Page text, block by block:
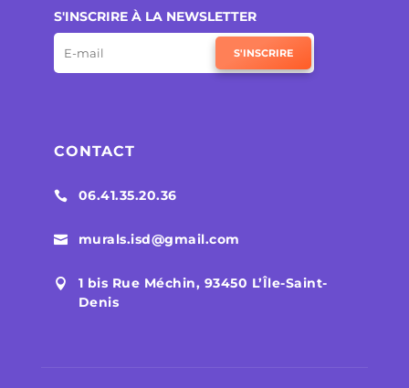
S'INSCRIRE À LA NEWSLETTER
S'INSCRIRE
CONTACT
 06.41.35.20.36
 murals.isd@gmail.com

1 bis Rue Méchin, 93450 L’Île-Saint-
Denis